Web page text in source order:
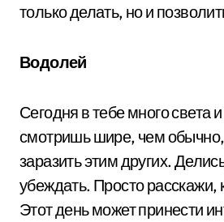
только делать, но и
Водолей
Сегодня в тебе много света
смотришь шире, чем
заразить этим других.
убеждать. Просто расскажи,
Этот день может принести